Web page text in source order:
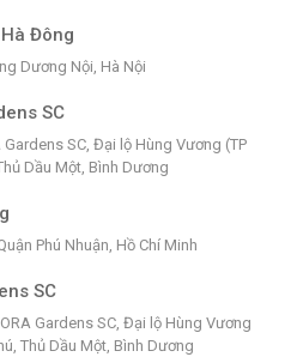
Đông
Dương Nội, Hà Nội
SC
Gardens SC, Đại lộ Hùng Vương (TP
Dầu Một, Bình Dương
Phú Nhuận, Hồ Chí Minh
SC
Gardens SC, Đại lộ Hùng Vương
Thủ Dầu Một, Bình Dương